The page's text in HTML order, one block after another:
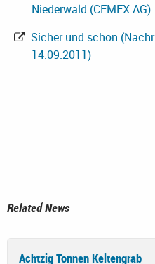
Niederwald (CEMEX AG)
Sicher und schön
14.09.2011)
Related News
Achtzig Tonnen Keltengrab